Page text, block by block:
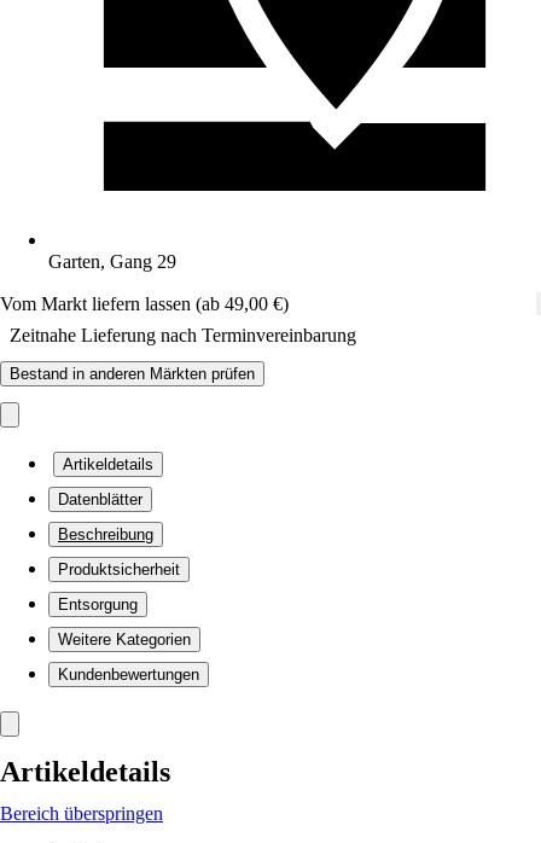
Garten, Gang 29
Vom Markt liefern lassen (ab 49,00 €)
Zeitnahe Lieferung nach Terminvereinbarung
Bestand in anderen Märkten prüfen
Artikeldetails
Datenblätter
Beschreibung
Produktsicherheit
Entsorgung
Weitere Kategorien
Kundenbewertungen
Artikeldetails
Bereich überspringen